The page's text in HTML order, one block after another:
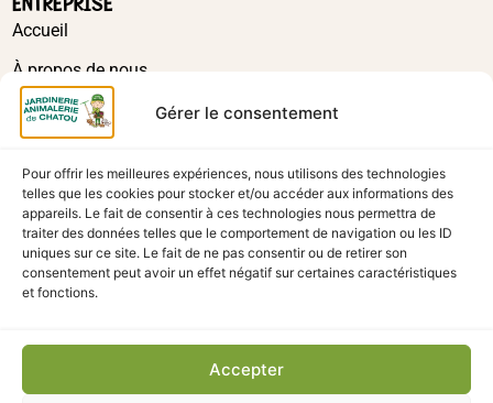
Gérer le consentement
Pour offrir les meilleures expériences, nous utilisons des technologies
telles que les cookies pour stocker et/ou accéder aux informations des
appareils. Le fait de consentir à ces technologies nous permettra de
traiter des données telles que le comportement de navigation ou les ID
uniques sur ce site. Le fait de ne pas consentir ou de retirer son
consentement peut avoir un effet négatif sur certaines caractéristiques
et fonctions.
Accepter
Accueil
À propos de nous
Actualités
La boutique
©2025 - Jardinerie Animalerie de Chatou droits réservés.